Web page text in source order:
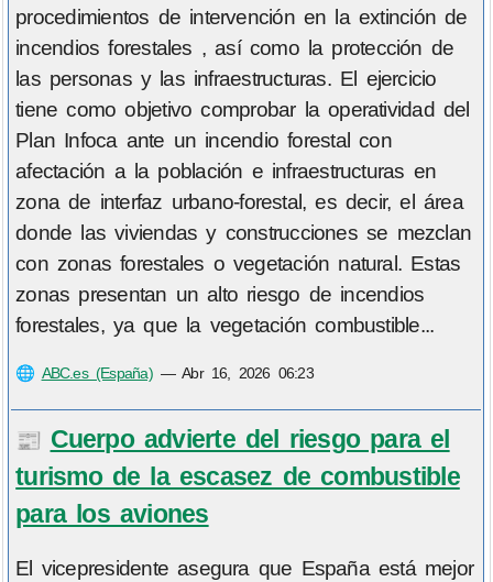
procedimientos de intervención en la extinción de
incendios forestales , así como la protección de
las personas y las infraestructuras. El ejercicio
tiene como objetivo comprobar la operatividad del
Plan Infoca ante un incendio forestal con
afectación a la población e infraestructuras en
zona de interfaz urbano-forestal, es decir, el área
donde las viviendas y construcciones se mezclan
con zonas forestales o vegetación natural. Estas
zonas presentan un alto riesgo de incendios
forestales, ya que la vegetación combustible...
🌐 ABC.es (España)—Abr 16, 2026 06:23
📰 Cuerpo advierte del riesgo para el
turismo de la escasez de combustible
para los aviones
El vicepresidente asegura que España está mejor